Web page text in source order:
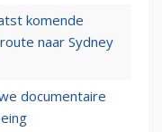
komende
naar Sydney
documentaire